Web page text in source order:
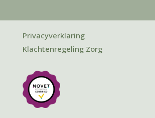
Privacyverklaring
Klachtenregeling Zorg